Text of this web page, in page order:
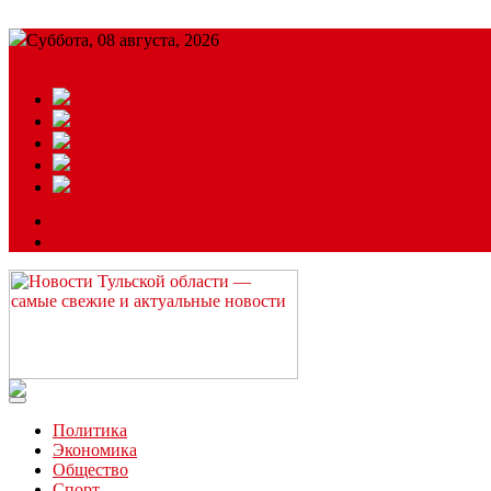
Суббота, 08 августа, 2026
Читайте последние новости дня в Тульской области на сайте
Политика
Экономика
Общество